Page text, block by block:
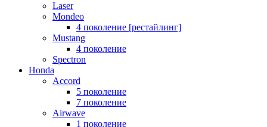
Laser
Mondeo
4 поколение [рестайлинг]
Mustang
4 поколение
Spectron
Honda
Accord
5 поколение
7 поколение
Airwave
1 поколение